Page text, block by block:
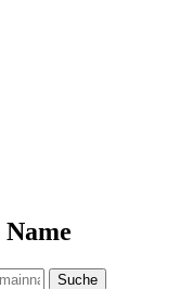
Name
Suche